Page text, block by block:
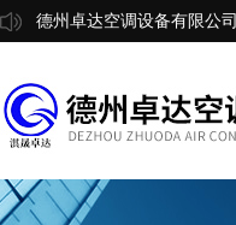
德州卓达空调设备有限公司